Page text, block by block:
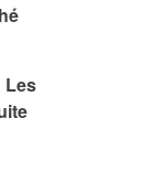
Les